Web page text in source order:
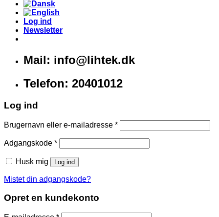
Log ind
Newsletter
Mail: info@lihtek.dk
Telefon: 20401012
Log ind
Brugernavn eller e-mailadresse *
Adgangskode *
Husk mig Log ind
Mistet din adgangskode?
Opret en kundekonto